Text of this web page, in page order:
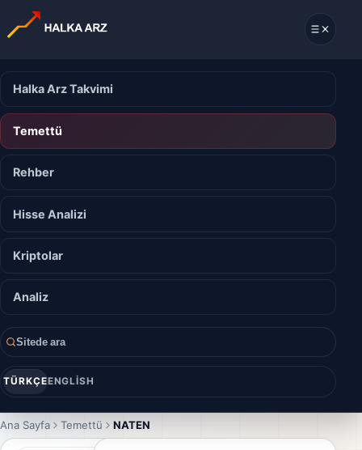
Halka Arz Takvimi
Temettü
Rehber
Hisse Analizi
Kriptolar
Analiz
Sitede ara
TÜRKÇEENGLISH
Ana Sayfa Temettü NATEN